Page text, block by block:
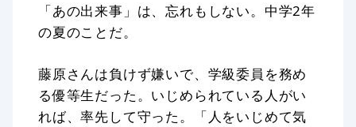
「あの出来事」は、忘れもしない。中学2年
の夏のことだ。
藤原さんは負けず嫌いで、学級委員を務め
る優等生だった。いじめられている人がい
れば、率先して守った。「人をいじめて気